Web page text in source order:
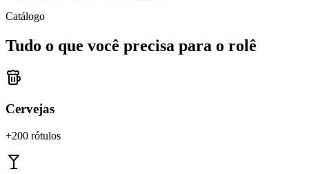
Catálogo
Tudo o que você precisa para o rolê
Cervejas
+200 rótulos